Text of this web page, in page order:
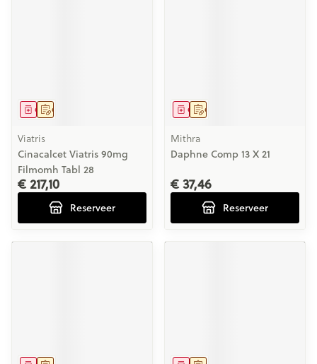
Op voorschrift
Geneesmiddel
Viatris
Cinacalcet Viatris 90mg
Filmomh Tabl 28
€ 217,10
Reserveer
Op voorschrift
Geneesmiddel
Mithra
Daphne Comp 13 X 21
€ 37,46
Reserveer